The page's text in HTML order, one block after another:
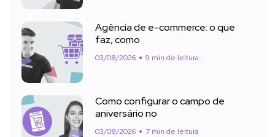
Agência de e-commerce: o que
faz, como
03/08/2026 9 min de leitura
Como configurar o campo de
aniversário no
03/08/2026 7 min de leitura